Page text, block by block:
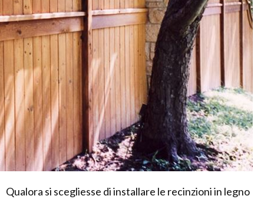
Qualora si scegliesse di installare le recinzioni in legno